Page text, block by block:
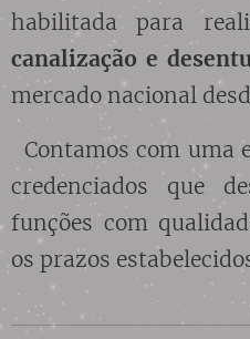
habilitada para
canalização e
mercado nacional
Contamos com uma
credenciados que
funções com
os prazos